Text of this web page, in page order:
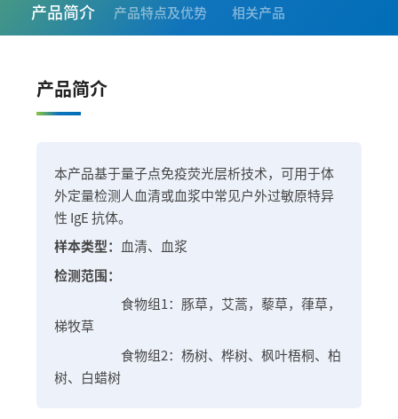
产品简介 产品特点及优势 相关产品
产品简介
本产品基于量子点免疫荧光层析技术，可用于体
外定量检测人血清或血浆中常见户外过敏原特异
性 IgE 抗体。
样本类型： 血清、血浆
检测范围：
食物组1：豚草，艾蒿，藜草，葎草，
梯牧草
食物组2：杨树、桦树、枫叶梧桐、柏
树、白蜡树